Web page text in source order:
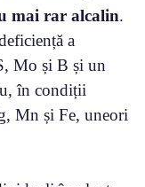
mai rar alcalin.
a
Mo și B și un
în condiții
Mn și Fe, uneori